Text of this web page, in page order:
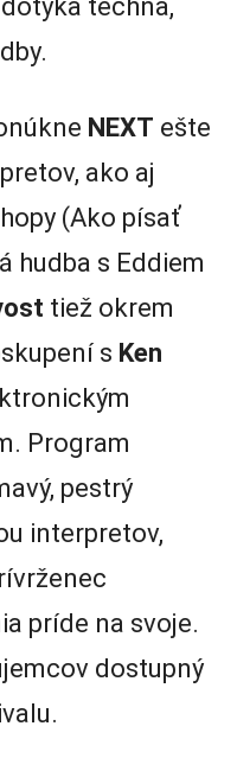
techna,
NEXT ešte
ako aj
(Ako písať
hudba s Eddiem
tiež okrem
s Ken
Program
pestrý
interpretov,
príde na svoje.
dostupný